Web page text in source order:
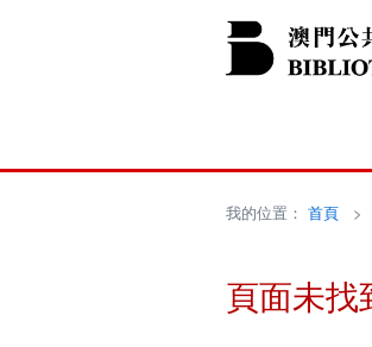
我的位置： 首頁>
頁面未找